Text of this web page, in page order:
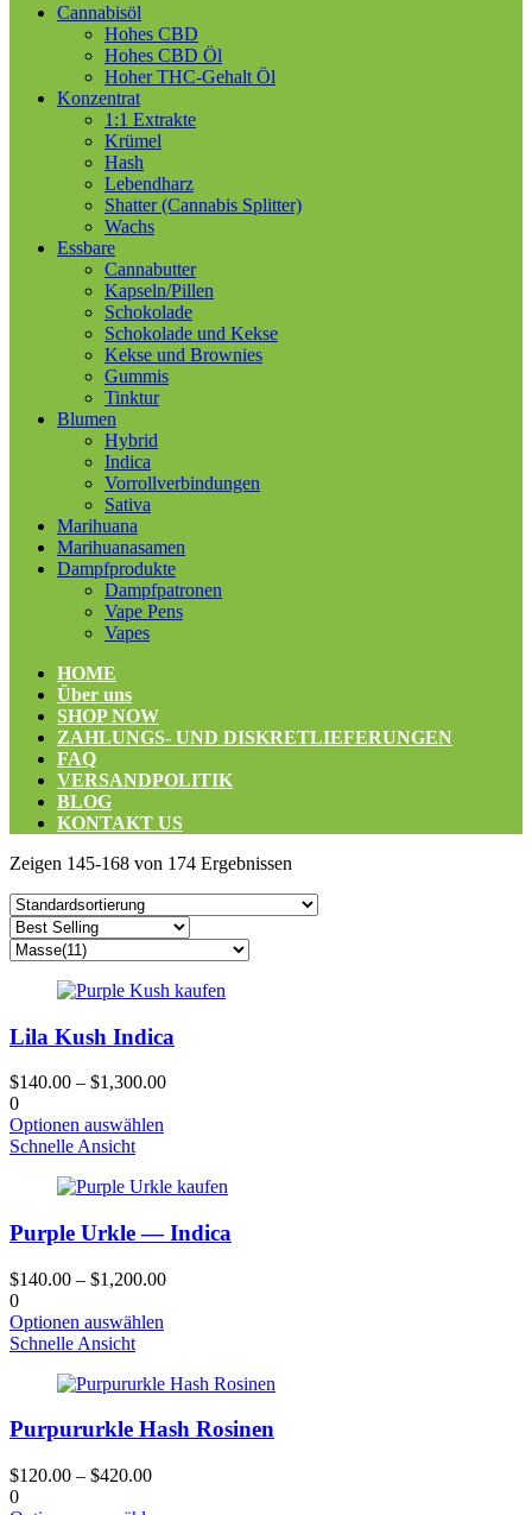
Cannabisöl
Hohes CBD
Hohes CBD Öl
Hoher THC-Gehalt Öl
Konzentrat
1:1 Extrakte
Krümel
Hash
Lebendharz
Shatter (Cannabis Splitter)
Wachs
Essbare
Cannabutter
Kapseln/Pillen
Schokolade
Schokolade und Kekse
Kekse und Brownies
Gummis
Tinktur
Blumen
Hybrid
Indica
Vorrollverbindungen
Sativa
Marihuana
Marihuanasamen
Dampfprodukte
Dampfpatronen
Vape Pens
Vapes
HOME
Über uns
SHOP NOW
ZAHLUNGS- UND DISKRETLIEFERUNGEN
FAQ
VERSANDPOLITIK
BLOG
KONTAKT US
Zeigen 145-168 von 174 Ergebnissen
Lila Kush Indica
$140.00 – $1,300.00
0
Optionen auswählen
mehrere
Die
können
Produktseite
werden
Schnelle Ansicht
Purple Urkle — Indica
$140.00 – $1,200.00
0
Optionen auswählen
mehrere
Die
Schnelle Ansicht
Purpururkle Hash Rosinen
$120.00 – $420.00
0